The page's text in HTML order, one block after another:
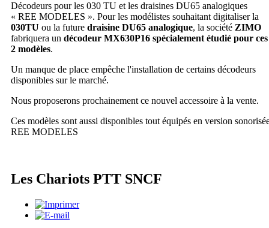
Décodeurs pour les 030 TU et les draisines DU65 analogiques
« REE MODELES ». Pour les modélistes souhaitant digitaliser la
030TU ou la future draisine DU65 analogique, la société ZIMO
fabriquera un décodeur MX630P16 spécialement étudié pour ces
2 modèles.
Un manque de place empêche l'installation de certains décodeurs
disponibles sur le marché.
Nous proposerons prochainement ce nouvel accessoire à la vente.
Ces modèles sont aussi disponibles tout équipés en version
REE MODELES
Les Chariots PTT SNCF